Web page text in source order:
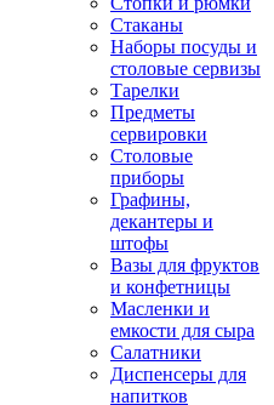
Стаканы
Наборы посуды и
столовые сервизы
Тарелки
Предметы
сервировки
Столовые
приборы
Графины,
декантеры и
штофы
Вазы для фруктов
и конфетницы
Масленки и
емкости для сыра
Салатники
Диспенсеры для
напитков